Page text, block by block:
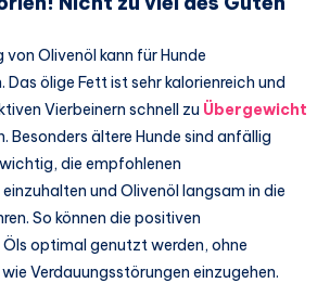
von Olivenöl kann für Hunde
ölige Fett ist sehr kalorienreich und
Vierbeinern schnell zu Übergewicht
Besonders ältere Hunde sind anfällig
die empfohlenen
und Olivenöl langsam in die
So können die positiven
optimal genutzt werden, ohne
Verdauungsstörungen einzugehen.